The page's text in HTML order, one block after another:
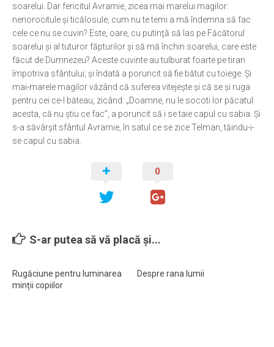
Pelerinaje
Ortodox în diaspora
Evenimente
Biserici și mănăstiri
Viață curată
Nevoințe contemporane
Familia de azi
Adicții și vindecări
Gadgeturi cu două tăișuri
Interviuri
soarelui. Dar fericitul Avramie, zicea mai marelui magilor:
nenorocitule şi ticălosule, cum nu te temi a mă îndemna să fac
cele ce nu se cuvin? Este, oare, cu putinţă să las pe Făcătorul
soarelui şi al tuturor făpturilor şi să mă închin soarelui, care este
făcut de Dumnezeu? Aceste cuvinte au tulburat foarte pe tiran
împotriva sfântului; şi îndată a poruncit să fie bătut cu toiege. Şi
mai-marele magilor văzând că suferea vitejeşte şi că se şi ruga
pentru cei ce-l băteau, zicând: „Doamne, nu le socoti lor păcatul
acesta, că nu ştiu ce fac”, a poruncit să i se taie capul cu sabia. Şi
s-a săvârşit sfântul Avramie, în satul ce se zice Telman, tăindu-i-
se capul cu sabia.
0
S-ar putea să vă placă și...
Rugăciune pentru luminarea
minții copiilor
Despre rana lumii